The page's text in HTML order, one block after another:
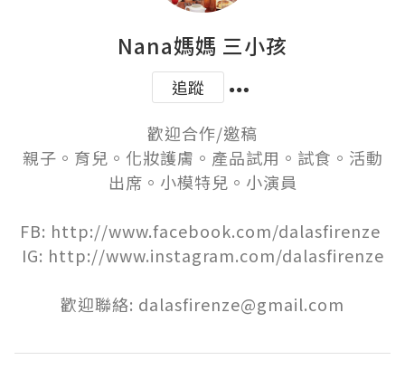
Nana媽媽 三小孩
追蹤
歡迎合作/邀稿
親子。育兒。化妝護膚。產品試用。試食。活動
出席。小模特兒。小演員
FB: http://www.facebook.com/dalasfirenze
IG: http://www.instagram.com/dalasfirenze
歡迎聯絡: dalasfirenze@gmail.com